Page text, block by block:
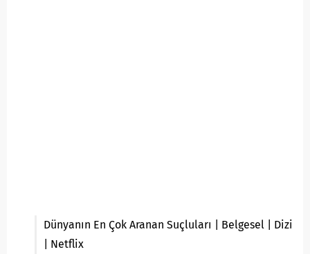
Dünyanın En Çok Aranan Suçluları | Belgesel | Dizi
| Netflix